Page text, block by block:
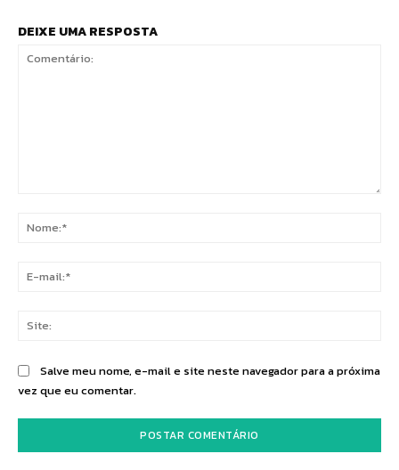
DEIXE UMA RESPOSTA
Salve meu nome, e-mail e site neste navegador para a próxima
vez que eu comentar.